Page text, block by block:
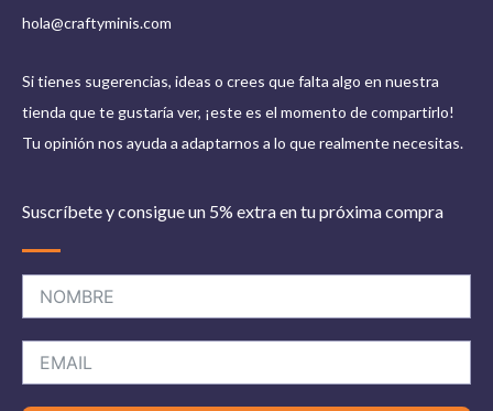
hola@craftyminis.com
Si tienes sugerencias, ideas o crees que falta algo en nuestra
tienda que te gustaría ver, ¡este es el momento de compartirlo!
Tu opinión nos ayuda a adaptarnos a lo que realmente necesitas.
Suscríbete y consigue un 5% extra en tu próxima compra